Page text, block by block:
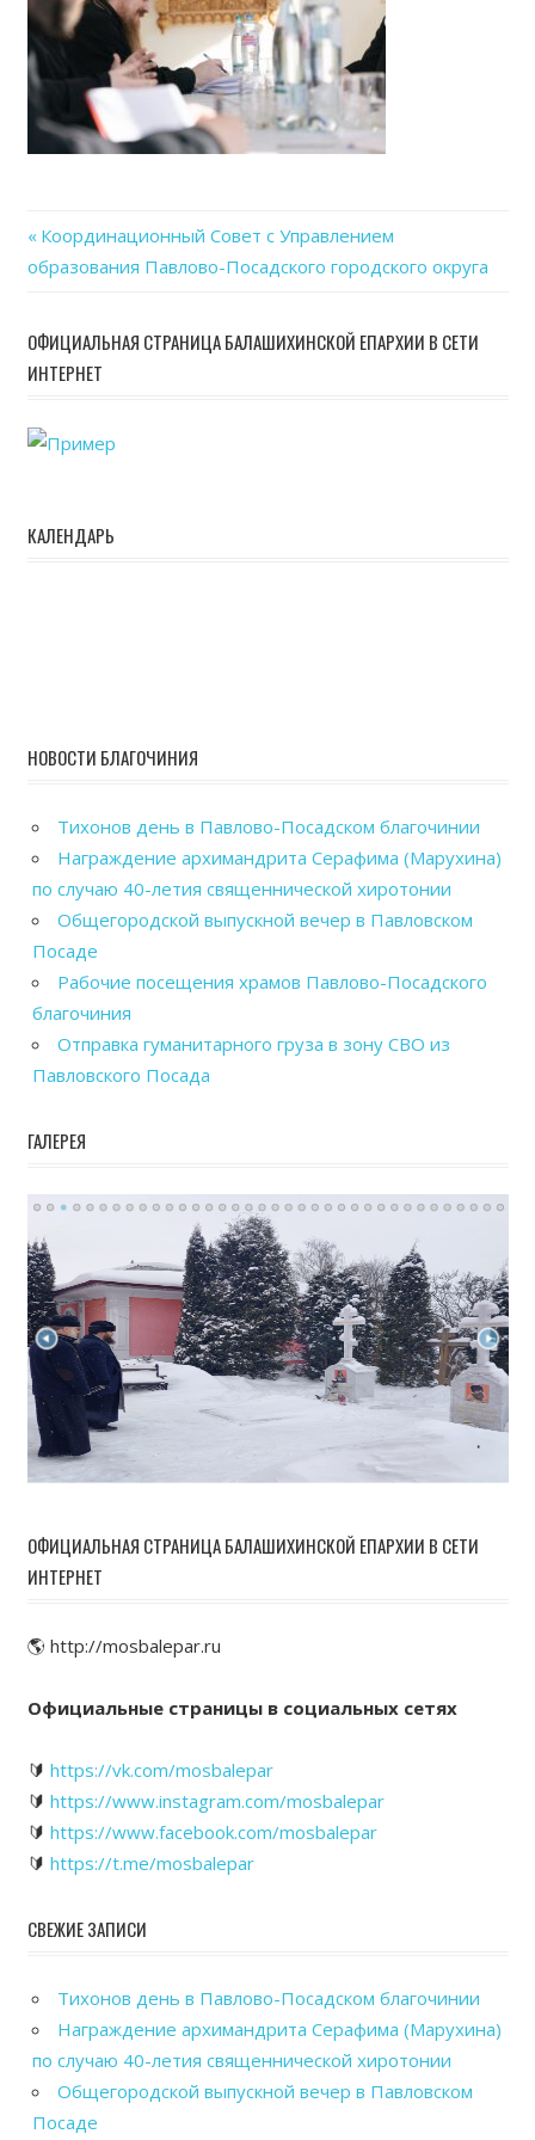
Навигация
записям
Previous
Post:
Координационный Совет с Управлением
образования Павлово-Посадского городского округа
ОФИЦИАЛЬНАЯ СТРАНИЦА БАЛАШИХИНСКОЙ ЕПАРХИИ В СЕТИ
ИНТЕРНЕТ
КАЛЕНДАРЬ
НОВОСТИ БЛАГОЧИНИЯ
Тихонов день в Павлово-Посадском благочинии
Награждение архимандрита Серафима (Марухина)
по случаю 40-летия священнической хиротонии
Общегородской выпускной вечер в Павловском
Посаде
Рабочие посещения храмов Павлово-Посадского
благочиния
Отправка гуманитарного груза в зону СВО из
Павловского Посада
ГАЛЕРЕЯ
ОФИЦИАЛЬНАЯ СТРАНИЦА БАЛАШИХИНСКОЙ ЕПАРХИИ В СЕТИ
ИНТЕРНЕТ
🌎 http://mosbalepar.ru
Официальные страницы в социальных сетях
🔰 https://vk.com/mosbalepar
🔰 https://www.instagram.com/mosbalepar
🔰 https://www.facebook.com/mosbalepar
🔰 https://t.me/mosbalepar
СВЕЖИЕ ЗАПИСИ
Тихонов день в Павлово-Посадском благочинии
Награждение архимандрита Серафима (Марухина)
по случаю 40-летия священнической хиротонии
Общегородской выпускной вечер в Павловском
Посаде